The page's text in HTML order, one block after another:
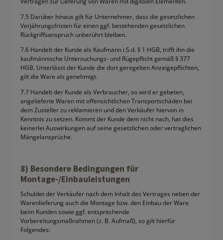
7.5 Darüber hinaus gilt für Unternehmer, dass die gesetzlichen
Verjährungsfristen für einen ggf. bestehenden gesetzlichen
Rückgriffsanspruch unberührt bleiben.
7.6 Handelt der Kunde als Kaufmann i.S.d. § 1 HGB, trifft ihn die
kaufmännische Untersuchungs- und Rügepflicht gemäß § 377
HGB. Unterlässt der Kunde die dort geregelten Anzeigepflichten,
gilt die Ware als genehmigt.
7.7 Handelt der Kunde als Verbraucher, so wird er gebeten,
angelieferte Waren mit offensichtlichen Transportschäden bei
dem Zusteller zu reklamieren und den Verkäufer hiervon in
Kenntnis zu setzen. Kommt der Kunde dem nicht nach, hat dies
keinerlei Auswirkungen auf seine gesetzlichen oder vertraglichen
Mängelansprüche.
8) Besondere Bedingungen für
Montage-/Einbauleistungen
Schuldet der Verkäufer nach dem Inhalt des Vertrages neben der
Warenlieferung auch die Montage bzw. den Einbau der Ware
beim Kunden sowie ggf. entsprechende
Vorbereitungsmaßnahmen (z. B. Aufmaß), so gilt hierfür
Folgendes: